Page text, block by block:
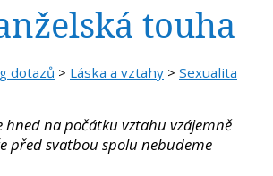
touha
dotazů > Láska a vztahy > Sexualita
hned na počátku vztahu vzájemně
před svatbou spolu nebudeme